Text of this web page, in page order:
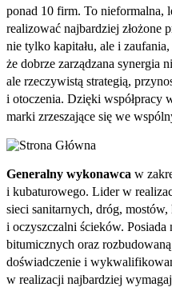
ponad 10 firm. To nieformalna,
realizować najbardziej złożone
nie tylko kapitału, ale i
że dobrze zarządzana synergia
ale rzeczywistą strategią,
i otoczenia. Dzięki współpracy
marki zrzeszające się we
Generalny wykonawca w
i kubaturowego. Lider w
sieci sanitarnych, dróg,
i oczyszczalni ścieków.
bitumicznych oraz
doświadczenie i
w realizacji najbardziej